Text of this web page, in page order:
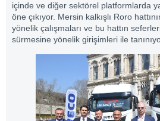
içinde ve diğer sektörel platformlarda
öne çıkıyor. Mersin kalkışlı Roro
yönelik çalışmaları ve bu hattın
sürmesine yönelik girişimleri ile